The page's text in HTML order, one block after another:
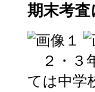
期末考
２・３
ては中学